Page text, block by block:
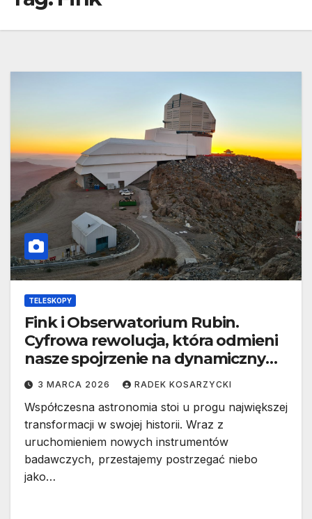
TELESKOPY
Fink i Obserwatorium Rubin.
Cyfrowa rewolucja, która odmieni
nasze spojrzenie na dynamiczny
kosmos
3 MARCA 2026 RADEK KOSARZYCKI
Współczesna astronomia stoi u progu największej
transformacji w swojej historii. Wraz z
uruchomieniem nowych instrumentów
badawczych, przestajemy postrzegać niebo
jako…